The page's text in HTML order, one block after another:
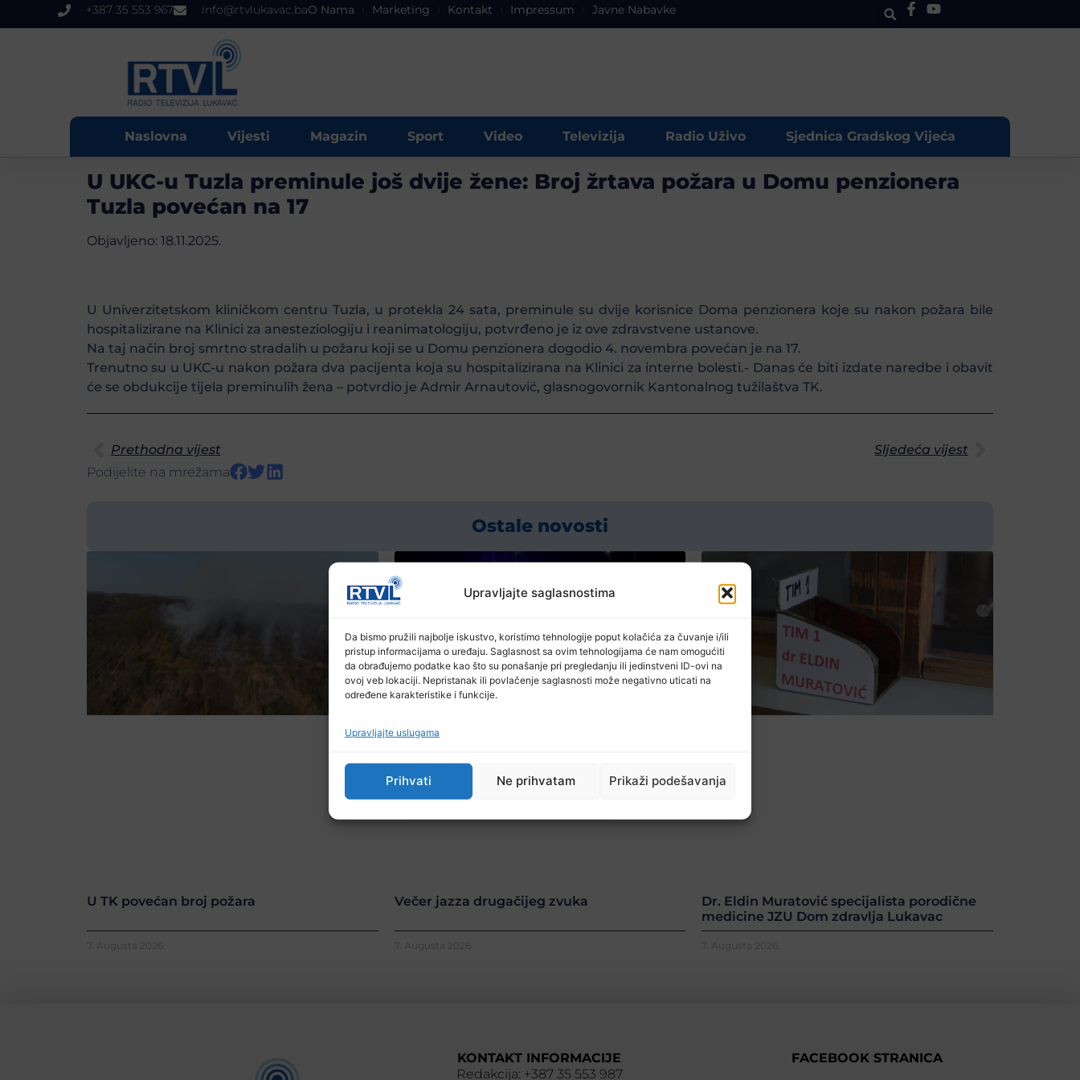
Upravljajte saglasnostima
Da bismo pružili najbolje iskustvo, koristimo tehnologije poput kolačića za čuvanje i/ili
pristup informacijama o uređaju. Saglasnost sa ovim tehnologijama će nam omogućiti
da obrađujemo podatke kao što su ponašanje pri pregledanju ili jedinstveni ID-ovi na
ovoj veb lokaciji. Nepristanak ili povlačenje saglasnosti može negativno uticati na
određene karakteristike i funkcije.
Upravljajte uslugama
Prihvati Ne prihvatam Prikaži podešavanja
+387 35 553 967 info@rtvlukavac.baO Nama Marketing Kontakt Impressum Javne Nabavke
Naslovna Vijesti Magazin Sport Video Televizija Radio Uživo Sjednica Gradskog Vijeća
U UKC-u Tuzla preminule još dvije žene: Broj žrtava požara u Domu penzionera
Tuzla povećan na 17
Objavljeno: 18.11.2025.
U Univerzitetskom kliničkom centru Tuzla, u protekla 24 sata, preminule su dvije korisnice Doma penzionera koje su nakon požara bile
hospitalizirane na Klinici za anesteziologiju i reanimatologiju, potvrđeno je iz ove zdravstvene ustanove.
Na taj način broj smrtno stradalih u požaru koji se u Domu penzionera dogodio 4. novembra povećan je na 17.
Trenutno su u UKC-u nakon požara dva pacijenta koja su hospitalizirana na Klinici za interne bolesti.- Danas će biti izdate naredbe i obavit
će se obdukcije tijela preminulih žena – potvrdio je Admir Arnautović, glasnogovornik Kantonalnog tužilaštva TK.
Prethodna vijest
Sljedeća vijest
Podijelite na mrežama
Ostale novosti
U TK povećan broj požara
7. Augusta 2026.
Večer jazza drugačijeg zvuka
7. Augusta 2026.
Dr. Eldin Muratović specijalista porodične
medicine JZU Dom zdravlja Lukavac
7. Augusta 2026.
KONTAKT INFORMACIJE
Redakcija: +387 35 553 987
FACEBOOK STRANICA